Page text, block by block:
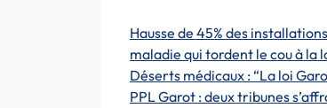
Hausse de 45% des
maladie qui tordent le cou à la
Déserts médicaux : “La loi
PPL Garot : deux tribunes